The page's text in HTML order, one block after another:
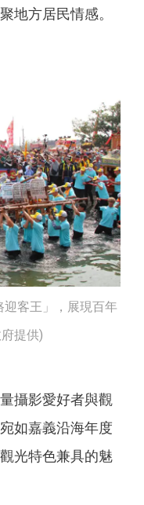
地方居民情感。
客王」，展現百年
提供)
攝影愛好者與觀
如嘉義沿海年度
光特色兼具的魅